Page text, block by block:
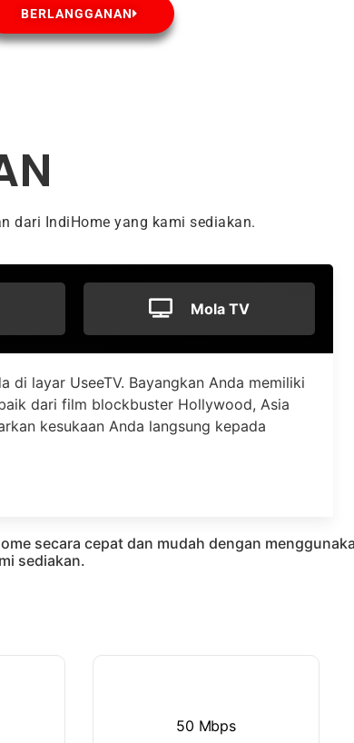
BERLANGGANAN
dari IndiHome yang kami sediakan.
Mola TV
di layar UseeTV. Bayangkan Anda memiliki
dari film blockbuster Hollywood, Asia
kesukaan Anda langsung kepada
secara cepat dan mudah dengan
sediakan.
50 Mbps